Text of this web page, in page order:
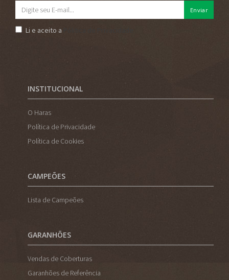
Enviar
Li e aceito a
INSTITUCIONAL
O Haras
Política de Privacidade
Política de Cookies
CAMPEÕES
Lista de Campeões
GARANHÕES
Vendas de Coberturas
Garanhões de Referência